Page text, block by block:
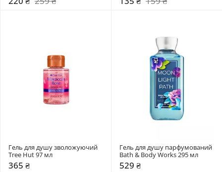
Гель для душу зволожуючий
Tree Hut 97 мл
365 ₴
Гель для душу парфумований
Bath & Body Works 295 мл
529 ₴